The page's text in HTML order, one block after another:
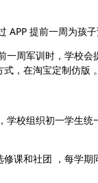
提前一周为孩子
军训时，学校会
，在淘宝定制仿版 。
校组织初一学生统
和社团 ，每学期